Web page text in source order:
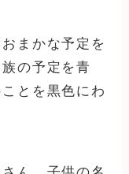
まかな予定を
の予定を青
とを黒色にわ